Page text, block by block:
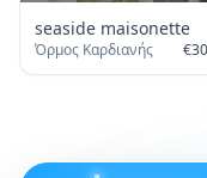
seaside maisonette
Όρμος Καρδιανής €